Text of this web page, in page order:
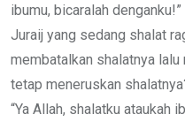
ibumu, bicaralah denganku!”
Juraij yang sedang shalat
membatalkan shalatnya lalu
tetap meneruskan
“Ya Allah, shalatku ataukah